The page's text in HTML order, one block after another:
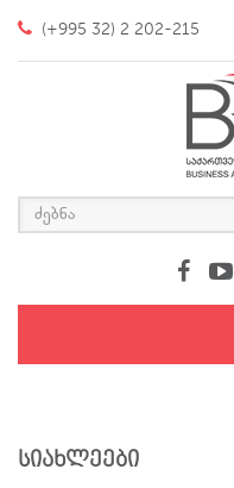
(+995 32) 2 202-215
სიახლეები